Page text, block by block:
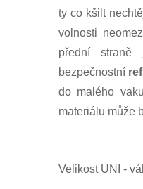
ty co kšilt
volnosti
přední straně
bezpečnostní
do malého
materiálu může
Velikost UNI -